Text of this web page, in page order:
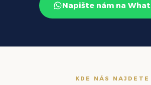
Napište nám na
KDE NÁS NAJDETE